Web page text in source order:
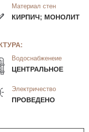
Материал стен
КИРПИЧ; МОНОЛИТ
Водоснабженеие
ЦЕНТРАЛЬНОЕ
Электричество
ПРОВЕДЕНО